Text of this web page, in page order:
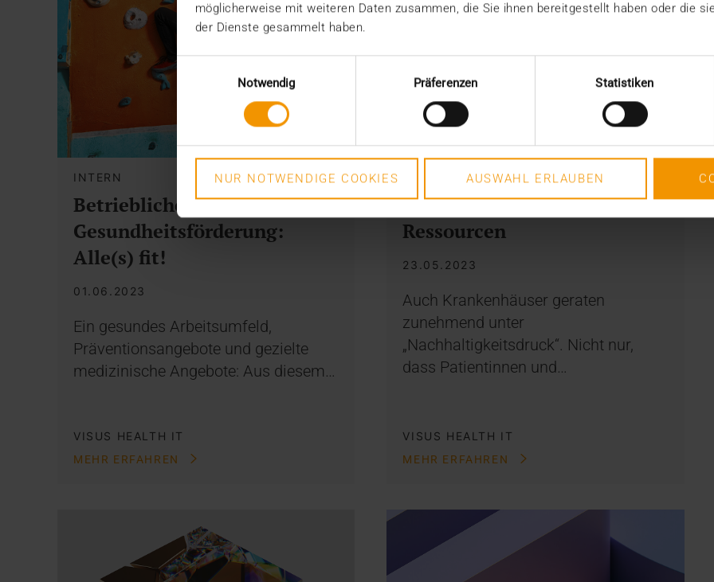
möglicherweise mit weiteren Daten zusammen, die Sie ihnen bereitgestellt haben oder die
der Dienste gesammelt haben.
Einwilligungsauswahl
Notwendig
Präferenzen Statistiken
NUR NOTWENDIGE COOKIES AUSWAHL ERLAUBEN
INTERN
Betriebliche
Gesundheitsförderung:
Alle(s) fit!
01.06.2023
Ein gesundes Arbeitsumfeld,
Präventionsangebote und gezielte
medizinische Angebote: Aus diesem…
VISUS HEALTH IT
MEHR ERFAHREN
OVERVIEW
Digitalisierung spart
Ressourcen
23.05.2023
Auch Krankenhäuser geraten
zunehmend unter
„Nachhaltigkeitsdruck“. Nicht nur,
dass Patientinnen und…
VISUS HEALTH IT
MEHR ERFAHREN